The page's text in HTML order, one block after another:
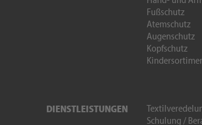
Fußschutz
Atemschutz
Augenschutz
Kopfschutz
DIENSTLEISTUNGEN
Schulung /